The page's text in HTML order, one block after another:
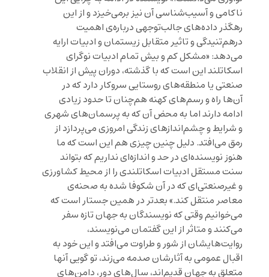
ناکامی و آسیب‌شناسی آن نیز برمی‌خیزد و از این
رهگذر داده‌های جالب‌توجهی درباره‌‌ی اهمیت
درهم‌تنیدگی و تاثیر متقابل زیستمان و ادبیات ارایه
می‌دهد: «مشکل کم و بیش تمام ادبیات نوگرای
اسکاتلند این است که با گذشته، دوران پیش از انقلاب
صنعتی یا منطقه‌های روستایی سروکار دارد که در
آن‌ها راه و رسم‌های کهنه هم‌چنان تا حدود زیادی
ادامه دارند اما به محض آن که به پرسمان‌های شهری
و شرایط و چشم‌اندازهای زندگی امروزی می‌پردازد از
رمق می‌افتد. دلیل چنین چیزی هم این است که ما
هنوز نویسنده‌ای در حد و اندازه‌ای نداریم که بتواند
سنت مستقل ادبیات اسکاتلندی را از محیط کشاورزی
و غیرصنعتی‌ای که در آن شکوفا شده به صحنه‌ی
معاصر منتقل کند.» بعدتر در همین جستار است که
می‌خوانیم وقتی که نویسندگان به جهان تازه سفر
می‌کنند و متاثر از این گفتمان می‌نویسند،
روایت‌هایشان از شور و طراوت می‌افتد و این خود به
اقبال عمومی به آثارشان صدمه می‌زند، تو گویی آنها
متعلق به جهان قدیم‌اند، سال‌های دور، دامن‌های